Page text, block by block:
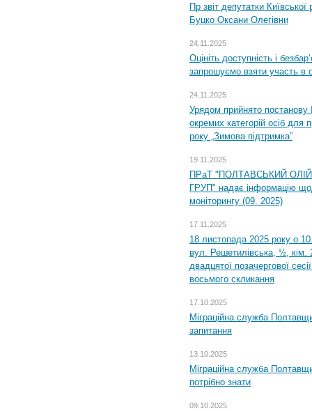
Пр звіт депутатки
Буцко Оксани Олегівни
24.11.2025
Оцініть доступність і
запрошуємо взяти участь в
24.11.2025
Урядом прийнято постанову
окремих категорій осіб для
року „Зимова підтримка”
19.11.2025
ПРаТ "ПОЛТАВСЬКИЙ
ГРУП" надає інформацію
моніторингу (09. 2025)
17.11.2025
18 листопада 2025 року о
вул. Решетилівська, ½, кім.
двадцятої позачергової
восьмого скликання
17.10.2025
Міграційна служба
запитання
13.10.2025
Міграційна служба
потрібно знати
09.10.2025